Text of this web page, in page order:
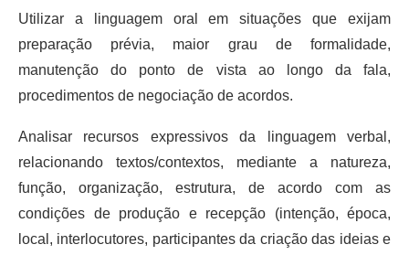
Utilizar a linguagem oral em situações que exijam
preparação prévia, maior grau de formalidade,
manutenção do ponto de vista ao longo da fala,
procedimentos de negociação de acordos.
Analisar recursos expressivos da linguagem verbal,
relacionando textos/contextos, mediante a natureza,
função, organização, estrutura, de acordo com as
condições de produção e recepção (intenção, época,
local, interlocutores, participantes da criação das ideias e